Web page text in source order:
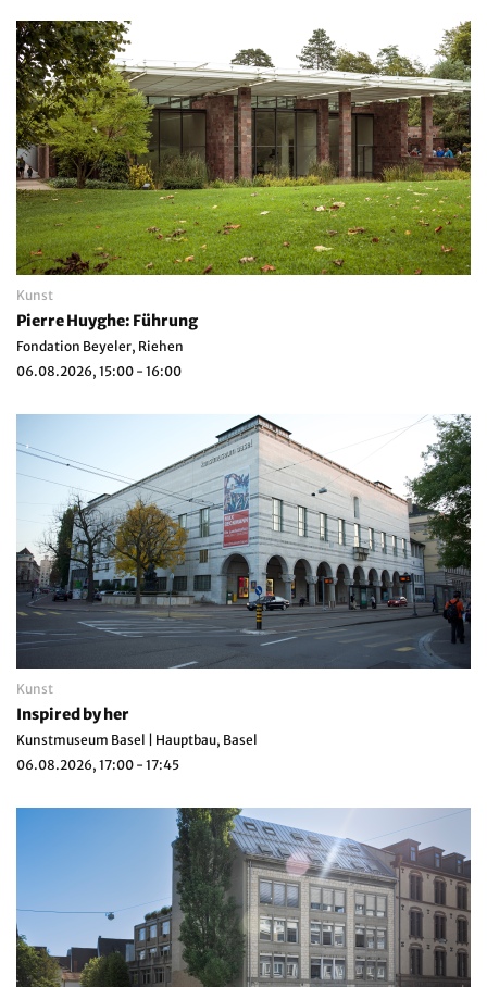
Kunst
Pierre Huyghe: Führung
Fondation Beyeler, Riehen
06.08.2026, 15:00 - 16:00
Kunst
Inspired by her
Kunstmuseum Basel | Hauptbau, Basel
06.08.2026, 17:00 - 17:45